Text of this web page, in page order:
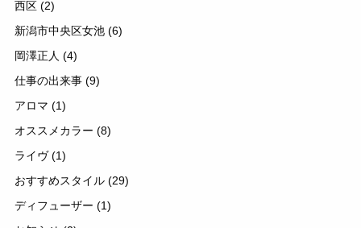
西区 (2)
新潟市中央区女池 (6)
岡澤正人 (4)
仕事の出来事 (9)
アロマ (1)
オススメカラー (8)
ライヴ(1)
おすすめスタイル (29)
ディフューザー (1)